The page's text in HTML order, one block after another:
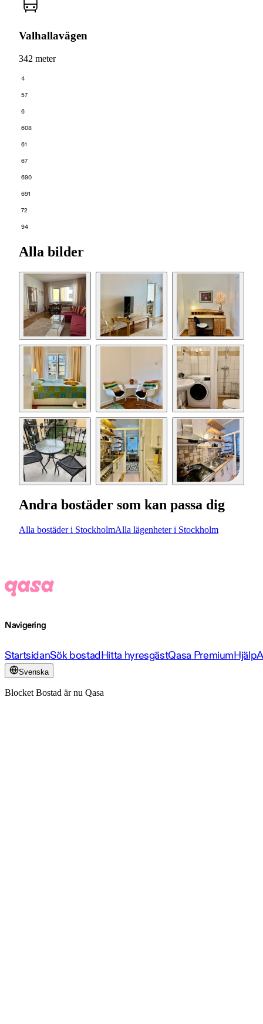
Valhallavägen
342 meter
4
57
6
608
61
67
690
691
72
94
Alla bilder
Andra bostäder som kan passa dig
Alla bostäder i StockholmAlla lägenheter i Stockholm
Navigering
StartsidanSök bostadHitta hyresgästQasa PremiumHjälp
Svenska
Blocket Bostad är nu Qasa